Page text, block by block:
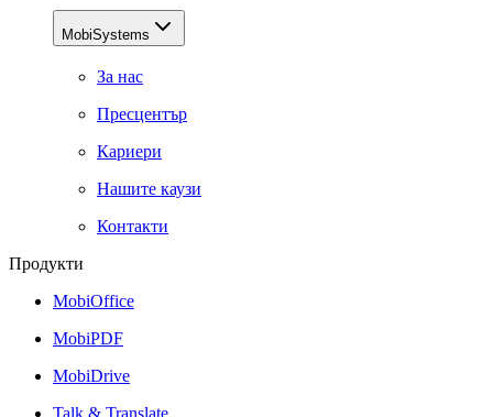
MobiSystems
За нас
Пресцентър
Кариери
Нашите каузи
Контакти
Продукти
MobiOffice
MobiPDF
MobiDrive
Talk & Translate